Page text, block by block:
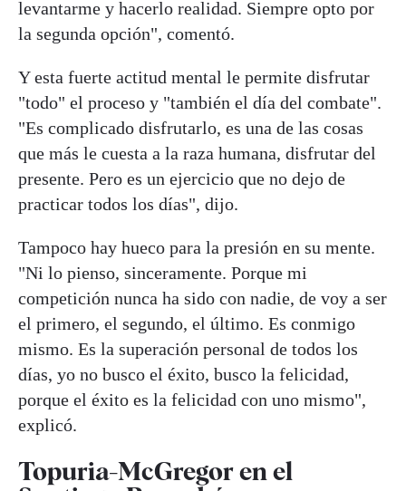
levantarme y hacerlo realidad. Siempre opto por
la segunda opción", comentó.
Y esta fuerte actitud mental le permite disfrutar
"todo" el proceso y "también el día del combate".
"Es complicado disfrutarlo, es una de las cosas
que más le cuesta a la raza humana, disfrutar del
presente. Pero es un ejercicio que no dejo de
practicar todos los días", dijo.
Tampoco hay hueco para la presión en su mente.
"Ni lo pienso, sinceramente. Porque mi
competición nunca ha sido con nadie, de voy a ser
el primero, el segundo, el último. Es conmigo
mismo. Es la superación personal de todos los
días, yo no busco el éxito, busco la felicidad,
porque el éxito es la felicidad con uno mismo",
explicó.
Topuria-McGregor en el